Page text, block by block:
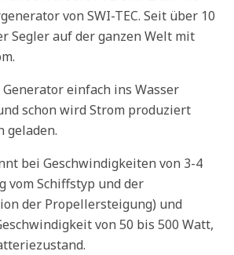
von SWI-TEC. Seit über 10
Segler auf der ganzen Welt mit
Generator einfach ins Wasser
schon wird Strom produziert
geladen.
bei Geschwindigkeiten von 3-4
vom Schiffstyp und der
der Propellersteigung) und
von 50 bis 500 Watt,